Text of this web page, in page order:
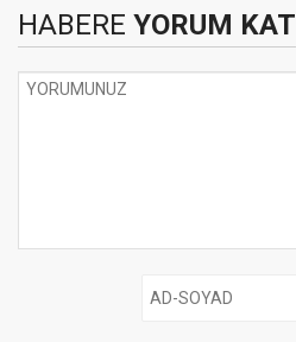
HABERE YORUM KAT